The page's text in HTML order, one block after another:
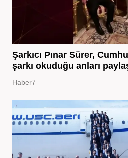
Şarkıcı Pınar Sürer,
şarkı okuduğu anları
Haber7